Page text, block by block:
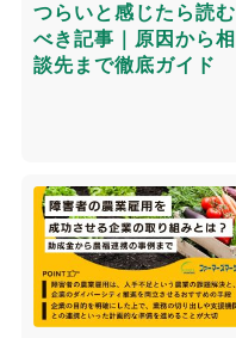
つらいと感じたら読む
べき記事｜原因から相
談先まで徹底ガイド